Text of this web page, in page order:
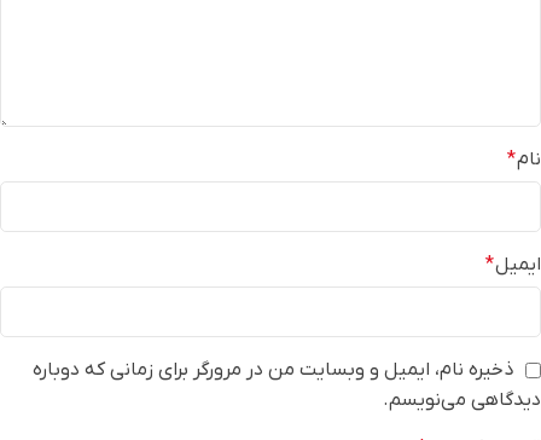
نام*
ایمیل*
ذخیره نام، ایمیل و وبسایت من در مرورگر برای زمانی که دوباره
دیدگاهی می‌نویسم.